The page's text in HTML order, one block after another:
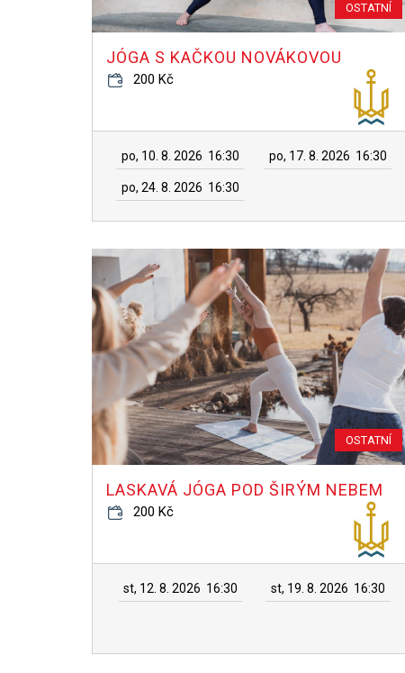
OSTATNÍ
JÓGA S KAČKOU NOVÁKOVOU
200 Kč
po, 10. 8. 2026 16:30 po, 17. 8. 2026 16:30
po, 24. 8. 2026 16:30
OSTATNÍ
LASKAVÁ JÓGA POD ŠIRÝM NEBEM
200 Kč
st, 12. 8. 2026 16:30 st, 19. 8. 2026 16:30